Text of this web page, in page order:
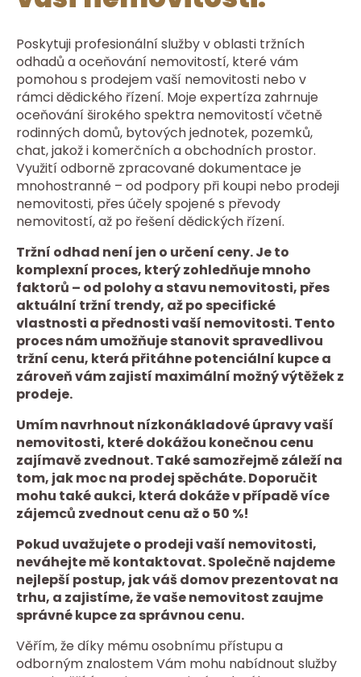
Poskytuji profesionální služby v oblasti tržních
odhadů a oceňování nemovitostí, které vám
pomohou s prodejem vaší nemovitosti nebo v
rámci dědického řízení. Moje expertíza zahrnuje
oceňování širokého spektra nemovitostí včetně
rodinných domů, bytových jednotek, pozemků,
chat, jakož i komerčních a obchodních prostor.
Využití odborně zpracované dokumentace je
mnohostranné – od podpory při koupi nebo prodeji
nemovitosti, přes účely spojené s převody
nemovitostí, až po řešení dědických řízení.
Tržní odhad není jen o určení ceny. Je to
komplexní proces, který zohledňuje mnoho
faktorů – od polohy a stavu nemovitosti, přes
aktuální tržní trendy, až po specifické
vlastnosti a přednosti vaší nemovitosti. Tento
proces nám umožňuje stanovit spravedlivou
tržní cenu, která přitáhne potenciální kupce a
zároveň vám zajistí maximální možný výtěžek z
prodeje.
Umím navrhnout nízkonákladové úpravy vaší
nemovitosti, které dokážou konečnou cenu
zajímavě zvednout. Také samozřejmě záleží na
tom, jak moc na prodej spěcháte. Doporučit
mohu také aukci, která dokáže v případě více
zájemců zvednout cenu až o 50 %!
Pokud uvažujete o prodeji vaší nemovitosti,
neváhejte mě kontaktovat. Společně najdeme
nejlepší postup, jak váš domov prezentovat na
trhu, a zajistíme, že vaše nemovitost zaujme
správné kupce za správnou cenu.
Věřím, že díky mému osobnímu přístupu a
odborným znalostem Vám mohu nabídnout služby